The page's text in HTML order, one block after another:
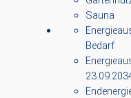
Sauna
Bedarf